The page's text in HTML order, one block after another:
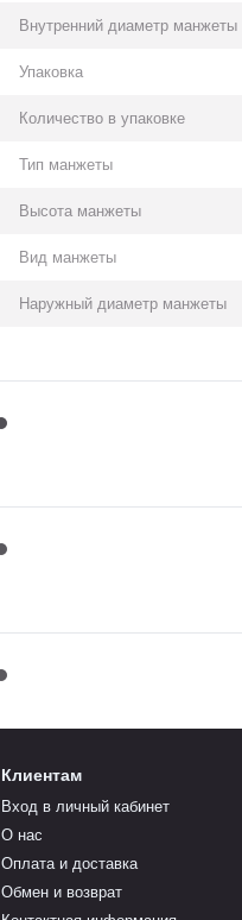
Внутренний диаметр манжеты
Упаковка
Количество в упаковке
Тип манжеты
Высота манжеты
Вид манжеты
Наружный диаметр манжеты
Клиентам
Вход в личный кабинет
О нас
Оплата и доставка
Обмен и возврат